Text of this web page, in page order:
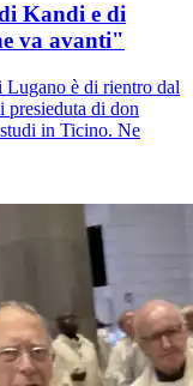
Kandi e di
va avanti"
è di rientro dal
presieduta di don
in Ticino. Ne